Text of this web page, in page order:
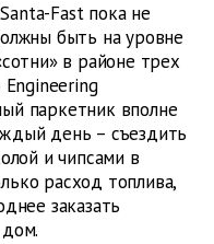
Fast пока не
быть на уровне
в районе трех
паркетник вполне
день – съездить
и чипсами в
расход топлива,
заказать